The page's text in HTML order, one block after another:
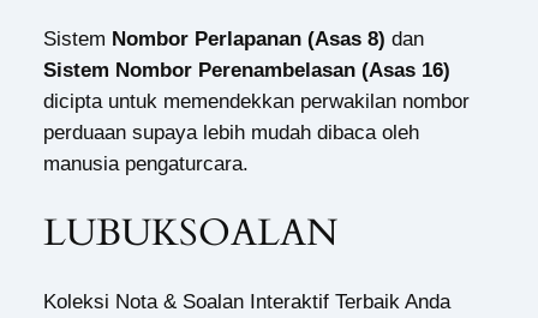
Sistem Nombor Perlapanan (Asas 8) dan
Sistem Nombor Perenambelasan (Asas 16)
dicipta untuk memendekkan perwakilan nombor
perduaan supaya lebih mudah dibaca oleh
manusia pengaturcara.
LUBUKSOALAN
Koleksi Nota & Soalan Interaktif Terbaik Anda